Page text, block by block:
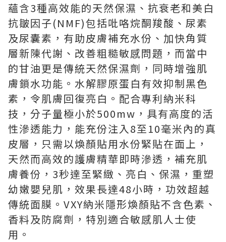
蘊含3種高效能的天然保濕、抗衰老和美白
抗皺因子(NMF)包括吡咯烷酮羧酸、尿素
及尿囊素，有助皮膚補充水份、加快角質
層新陳代謝、改善粗糙敏感問題，而當中
的甘油更是傳統天然保濕劑，同時增強肌
膚鎖水功能。水解膠原蛋白有效抑制黑色
素，令肌膚回復亮白。配合專利納米科
技，分子量極小於500mw，具有高度的活
性滲透能力，能充份注入8至10毫米內的真
皮層，只需以煥顏貼用水份緊貼在面上，
天然而高效的護膚精華即時滲透，補充肌
膚養份，3秒達至緊緻、亮白、保濕，重塑
幼嫩嬰兒肌，效果長達48小時，功效超越
傳統面膜。VXY納米隱形煥顏貼不含色素、
香料及防腐劑，特別適合敏感肌人士使
用。